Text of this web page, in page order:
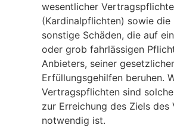
wesentlicher
(Kardinalpflichten) sowie
sonstige Schäden, die auf
oder grob fahrlässigen
Anbieters, seiner
Erfüllungsgehilfen beruhen.
Vertragspflichten sind
zur Erreichung des Ziels des
notwendig ist.